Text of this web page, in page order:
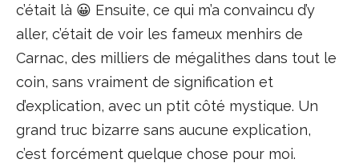
c’était là 😀 Ensuite, ce qui m’a convaincu d’y
aller, c’était de voir les fameux menhirs de
Carnac, des milliers de mégalithes dans tout le
coin, sans vraiment de signification et
d’explication, avec un ptit côté mystique. Un
grand truc bizarre sans aucune explication,
c’est forcément quelque chose pour moi.